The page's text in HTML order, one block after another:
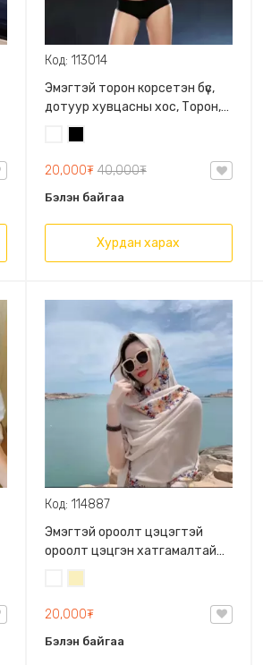
Код: 113014
Эмэгтэй торон корсетэн бүс,
дотуур хувцасны хос, Торон,
Загварлаг, Туранхай
харагдуулна
20,000₮ 40,000₮
Бэлэн байгаа
Хурдан харах
Код: 114887
Эмэгтэй ороолт цэцэгтэй
ороолт цэцгэн хатгамалтай
ороолт нимгэн ороолт
Блонд/
20,000₮
Бэлэн байгаа